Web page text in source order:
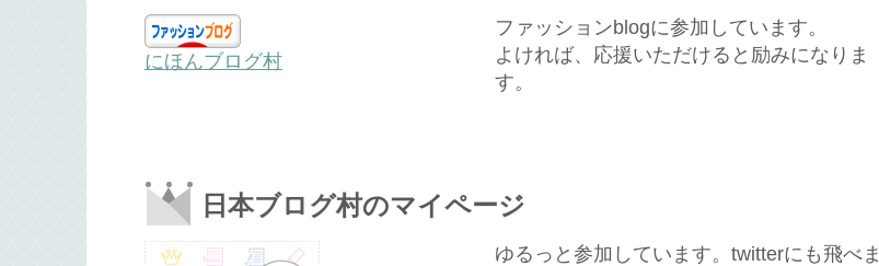
にほんブログ村
ファッションblogに参加しています。
よければ、応援いただけると励みになりま
す。
日本ブログ村のマイページ
ゆるっと参加しています。twitterにも飛べま